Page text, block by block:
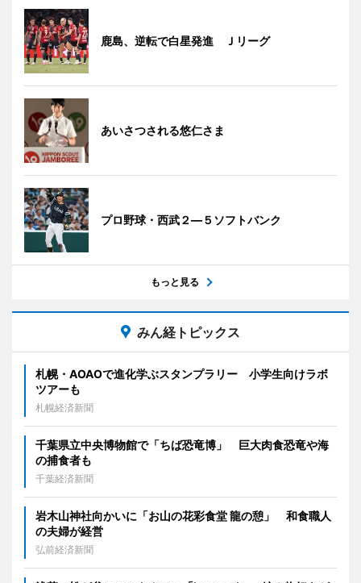
鹿島、逆転で白星発進 Ｊリーグ
あいさつされる悠仁さま
プロ野球・西武２―５ソフトバンク
もっと見る
みん経トピックス
札幌・AOAOで進化学ぶスタンプラリー 小学生向けラボ
ツアーも
札幌経済新聞
千葉県立中央博物館で「ちば恐竜博」 巨大肉食恐竜や海
の捕食者も
千葉経済新聞
岩木山神社向かいに「お山の花彩食堂 龍の憩」 和食職人
の夫婦が経営
弘前経済新聞